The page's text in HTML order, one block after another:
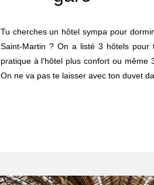
Tu cherches un hôtel sympa pour
Saint-Martin ? On a listé 3 hôtels
pratique à l'hôtel plus confort ou même
On ne va pas te laisser avec ton duvet